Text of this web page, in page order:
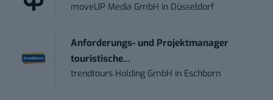
moveUP Media GmbH in Düsseldorf
Anforderungs- und Projektmanager
touristische...
trendtours Holding GmbH in Eschborn